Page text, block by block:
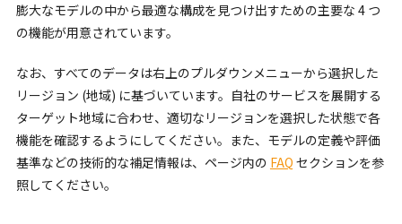
膨大なモデルの中から最適な構成を見つけ出すための主要な 4 つ
の機能が用意されています。
なお、すべてのデータは右上のプルダウンメニューから選択した
リージョン (地域) に基づいています。自社のサービスを展開する
ターゲット地域に合わせ、適切なリージョンを選択した状態で各
機能を確認するようにしてください。また、モデルの定義や評価
基準などの技術的な補足情報は、ページ内の FAQ セクションを参
照してください。